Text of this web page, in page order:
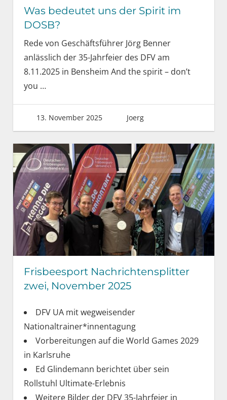
Was bedeutet uns der Spirit im
DOSB?
Rede von Geschäftsführer Jörg Benner
anlässlich der 35-Jahrfeier des DFV am
8.11.2025 in Bensheim And the spirit – don’t
you …
13. November 2025 Joerg
Frisbeesport Nachrichtensplitter
zwei, November 2025
DFV UA mit wegweisender
Nationaltrainer*innentagung
Vorbereitungen auf die World Games 2029
in Karlsruhe
Ed Glindemann berichtet über sein
Rollstuhl Ultimate-Erlebnis
Weitere Bilder der DFV 35-Jahrfeier in